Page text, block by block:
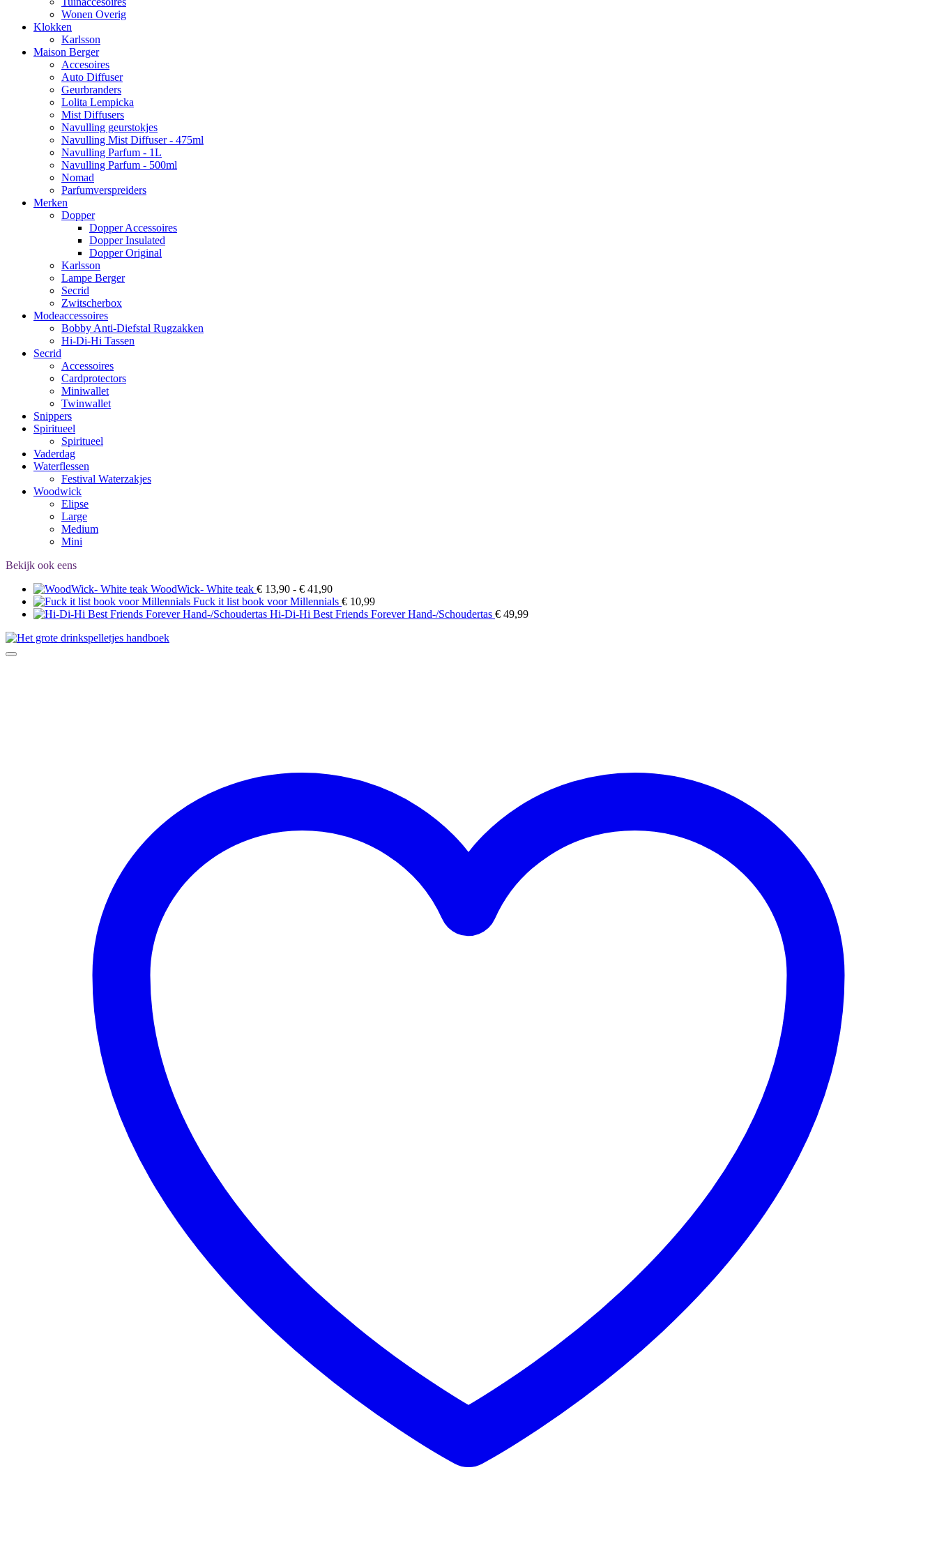
Wonen Overig
Klokken
Karlsson
Maison Berger
Accesoires
Auto Diffuser
Geurbranders
Lolita Lempicka
Mist Diffusers
Navulling geurstokjes
Navulling Mist Diffuser - 475ml
Navulling Parfum - 1L
Navulling Parfum - 500ml
Nomad
Parfumverspreiders
Merken
Dopper
Dopper Accessoires
Dopper Insulated
Dopper Original
Karlsson
Lampe Berger
Secrid
Zwitscherbox
Modeaccessoires
Bobby Anti-Diefstal Rugzakken
Hi-Di-Hi Tassen
Secrid
Accessoires
Cardprotectors
Miniwallet
Twinwallet
Snippers
Spiritueel
Spiritueel
Vaderdag
Waterflessen
Festival Waterzakjes
Woodwick
Elipse
Large
Medium
Mini
Bekijk ook eens
WoodWick- White teak € 13,90 - € 41,90Prijsklasse:
€ 13,90
tot
Fuck it list book voor Millennials € 10,99
Hi-Di-Hi Best Friends Forever Hand-/Schoudertas € 49,99